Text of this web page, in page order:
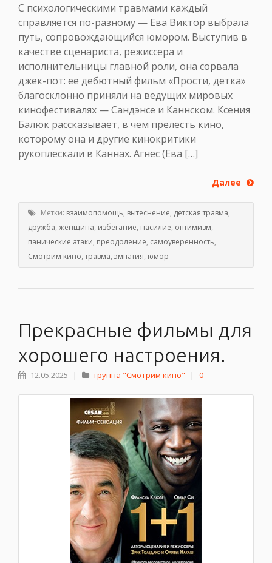
С психологическими травмами каждый
справляется по-разному — Ева Виктор выбрала
путь, сопровождающийся юмором. Выступив в
качестве сценариста, режиссера и
исполнительницы главной роли, она сорвала
джек-пот: ее дебютный фильм «Прости, детка»
благосклонно приняли на ведущих мировых
кинофестивалях — Сандэнсе и Каннском. Ксения
Балюк рассказывает, в чем прелесть кино,
которому она и другие кинокритики
рукоплескали в Каннах. Агнес (Ева […]
Далее
Метки: взаимопомощь, вытеснение, детская травма,
дружба, женщина, избегание, насилие, оптимизм,
панические атаки, преодоление, самоуверенность,
Смотрим кино,травма, эмпатия, юмор
Прекрасные фильмы для
хорошего настроения.
12.05.2025 | группа "Смотрим кино" | 0